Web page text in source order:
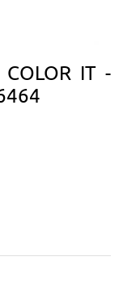
COLOR IT -